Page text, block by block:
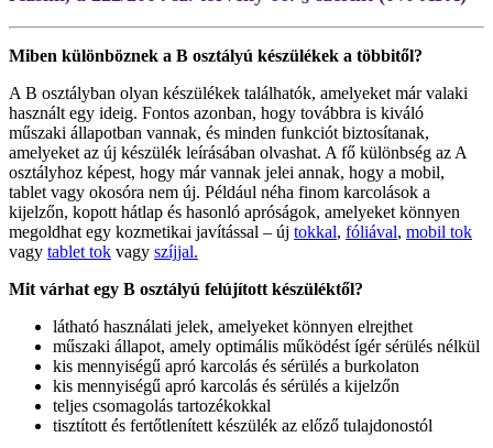
Miben különböznek a B osztályú készülékek a többitől?
A B osztályban olyan készülékek találhatók, amelyeket már valaki
használt egy ideig. Fontos azonban, hogy továbbra is kiváló
műszaki állapotban vannak, és minden funkciót biztosítanak,
amelyeket az új készülék leírásában olvashat. A fő különbség az A
osztályhoz képest, hogy már vannak jelei annak, hogy a mobil,
tablet vagy okosóra nem új. Például néha finom karcolások a
kijelzőn, kopott hátlap és hasonló apróságok, amelyeket könnyen
megoldhat egy kozmetikai javítással – új tokkal, fóliával, mobil tok
vagy tablet tok vagy szíjjal.
Mit várhat egy B osztályú felújított készüléktől?
látható használati jelek, amelyeket könnyen elrejthet
műszaki állapot, amely optimális működést ígér sérülés nélkül
kis mennyiségű apró karcolás és sérülés a burkolaton
kis mennyiségű apró karcolás és sérülés a kijelzőn
teljes csomagolás tartozékokkal
tisztított és fertőtlenített készülék az előző tulajdonostól